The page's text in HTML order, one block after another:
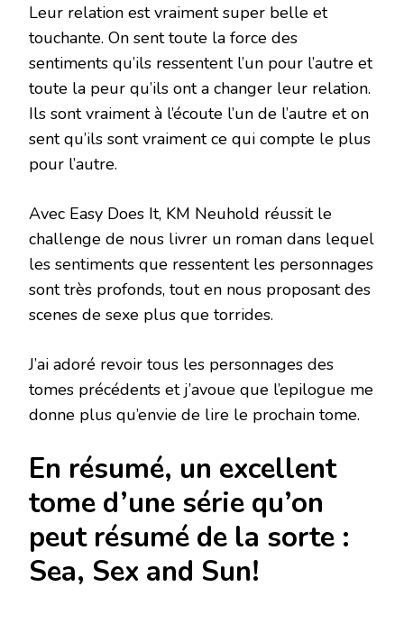
Leur relation est vraiment super belle et
touchante. On sent toute la force des
sentiments qu’ils ressentent l’un pour l’autre et
toute la peur qu’ils ont a changer leur relation.
Ils sont vraiment à l’écoute l’un de l’autre et on
sent qu’ils sont vraiment ce qui compte le plus
pour l’autre.
Avec Easy Does It, KM Neuhold réussit le
challenge de nous livrer un roman dans lequel
les sentiments que ressentent les personnages
sont très profonds, tout en nous proposant des
scenes de sexe plus que torrides.
J’ai adoré revoir tous les personnages des
tomes précédents et j’avoue que l’epilogue me
donne plus qu’envie de lire le prochain tome.
En résumé, un excellent
tome d’une série qu’on
peut résumé de la sorte :
Sea, Sex and Sun!